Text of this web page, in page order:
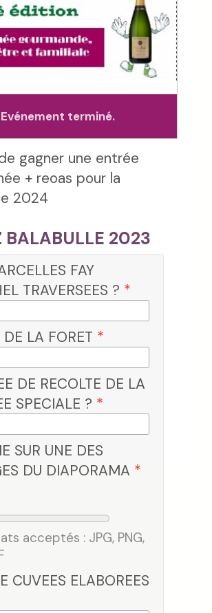
Evénement terminé.
gagner une entrée
+ reoas pour la
2024
BALABULLE 2023
FAY
TRAVERSEES ? *
LA FORET *
DE RECOLTE DE LA
SPECIALE ? *
SUR UNE DES
DU DIAPORAMA *
acceptés : JPG, PNG,
CUVEES ELABOREES